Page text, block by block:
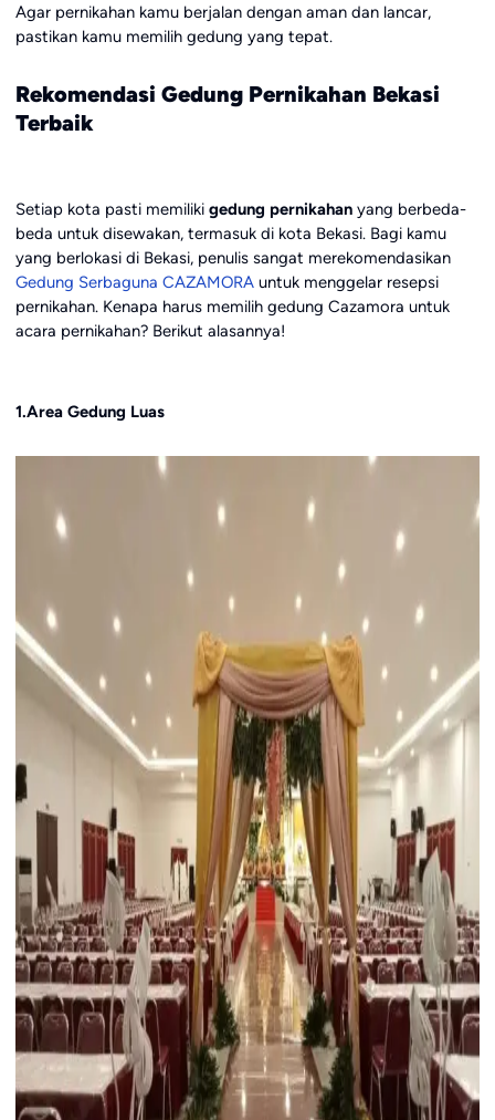
Agar pernikahan kamu berjalan dengan aman dan lancar,
pastikan kamu memilih gedung yang tepat.
Rekomendasi Gedung Pernikahan Bekasi
Terbaik
Setiap kota pasti memilikigedung pernikahanyang berbeda-
beda untuk disewakan, termasuk di kota Bekasi. Bagi kamu
yang berlokasi di Bekasi, penulis sangat merekomendasikan
Gedung Serbaguna CAZAMORAuntuk menggelar resepsi
pernikahan. Kenapa harus memilih gedung Cazamora untuk
acara pernikahan? Berikut alasannya!
1.Area Gedung Luas